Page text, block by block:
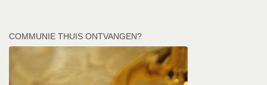
COMMUNIE THUIS ONTVANGEN?